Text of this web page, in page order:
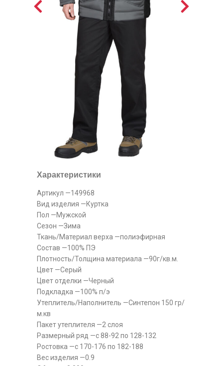
Характеристики
Артикул —149968
Вид изделия —Куртка
Пол —Мужской
Сезон —Зима
Ткань/Материал верха —полиэфирная
Состав —100% ПЭ
Плотность/Толщина материала —90г/кв.м.
Цвет —Серый
Цвет отделки —Черный
Подкладка —100% п/э
Утеплитель/Наполнитель —Синтепон 150 гр/
м.кв
Пакет утеплителя —2 слоя
Размерный ряд —с 88-92 по 128-132
Ростовка —с 170-176 по 182-188
Вес изделия —0.9